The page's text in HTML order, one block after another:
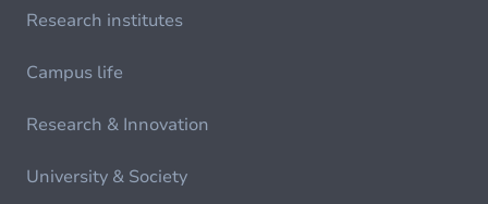
Research institutes
Campus life
Research & Innovation
University & Society